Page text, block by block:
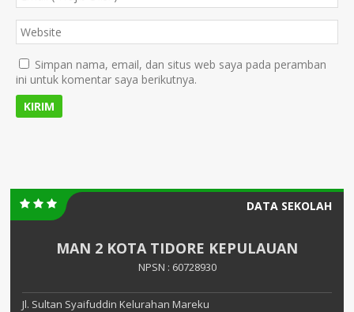
Simpan nama, email, dan situs web saya pada peramban
ini untuk komentar saya berikutnya.
DATA SEKOLAH
MAN 2 KOTA TIDORE KEPULAUAN
NPSN : 60728930
Jl. Sultan Syaifuddin Kelurahan Mareku